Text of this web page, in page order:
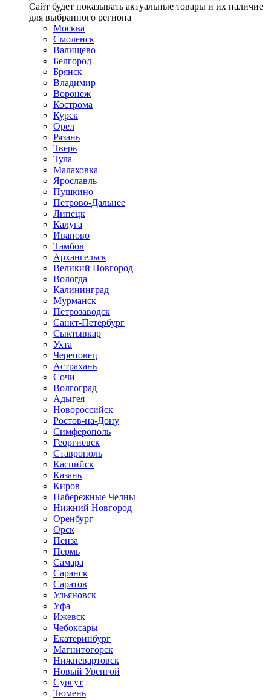
Сайт будет показывать актуальные товары и их наличие
для выбранного региона
Москва
Смоленск
Валищево
Белгород
Брянск
Владимир
Воронеж
Кострома
Курск
Орел
Рязань
Тверь
Тула
Малаховка
Ярославль
Пушкино
Петрово-Дальнее
Липецк
Калуга
Иваново
Тамбов
Архангельск
Великий Новгород
Вологда
Калининград
Мурманск
Петрозаводск
Санкт-Петербург
Сыктывкар
Ухта
Череповец
Астрахань
Сочи
Волгоград
Адыгея
Новороссийск
Ростов-на-Дону
Симферополь
Георгиевск
Ставрополь
Каспийск
Казань
Киров
Набережные Челны
Нижний Новгород
Оренбург
Орск
Пенза
Пермь
Самара
Саранск
Саратов
Ульяновск
Уфа
Ижевск
Чебоксары
Екатеринбург
Магнитогорск
Нижневартовск
Новый Уренгой
Сургут
Тюмень